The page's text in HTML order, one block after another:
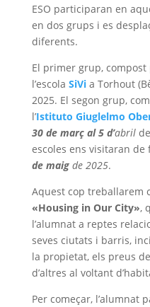
ESO participaran en
en dos grups i es
diferents.
El primer grup,
l’escola SiVia Torhout
2025. El segon grup,
l’Istituto Giuglelmo
30 de març al 5 d’abrilde
escoles ens visitaran de
de maigde 2025.
Aquest cop treballarem
«Housing in Our City»,
l’alumnat a reptes
seves ciutats i barris,
la propietat, els preus
d’altres al voltant
Per começar, l’alumnat